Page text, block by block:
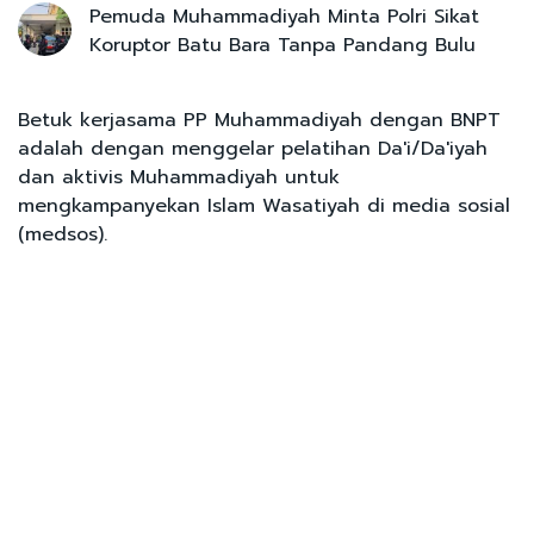
Pemuda Muhammadiyah Minta Polri Sikat
Koruptor Batu Bara Tanpa Pandang Bulu
Betuk kerjasama PP Muhammadiyah dengan BNPT
adalah dengan menggelar pelatihan Da'i/Da'iyah
dan aktivis Muhammadiyah untuk
mengkampanyekan Islam Wasatiyah di media sosial
(medsos).